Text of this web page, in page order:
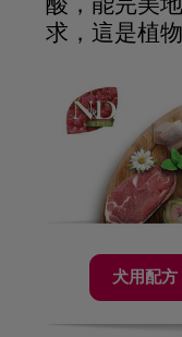
求，這是植
犬用配方